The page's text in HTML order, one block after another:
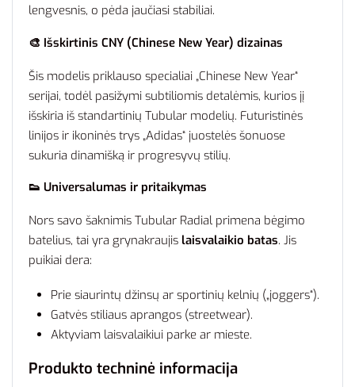
lengvesnis, o pėda jaučiasi stabiliai.
🎨 Išskirtinis CNY (Chinese New Year) dizainas
Šis modelis priklauso specialiai „Chinese New Year“
serijai, todėl pasižymi subtiliomis detalėmis, kurios jį
išskiria iš standartinių Tubular modelių. Futuristinės
linijos ir ikoninės trys „Adidas“ juostelės šonuose
sukuria dinamišką ir progresyvų stilių.
👟 Universalumas ir pritaikymas
Nors savo šaknimis Tubular Radial primena bėgimo
batelius, tai yra grynakraujis laisvalaikio batas. Jis
puikiai dera:
Prie siaurintų džinsų ar sportinių kelnių („joggers“).
Gatvės stiliaus aprangos (streetwear).
Aktyviam laisvalaikiui parke ar mieste.
Produkto techninė informacija